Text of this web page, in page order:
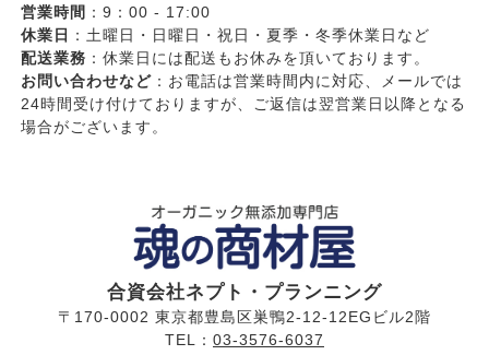
営業時間 ：9：00 - 17:00
休業日
：土曜日・日曜日・祝日・夏季・冬季休業日など
配送業務 ：休業日には配送もお休みを頂いております。
お問い合わせなど：お電話は営業時間内に対応、メールでは
24時間受け付けておりますが、ご返信は翌営業日以降となる
場合がございます。
合資会社ネプト・プランニング
〒170-0002 東京都豊島区巣鴨2-12-12EGビル2階
TEL： 03-3576-6037